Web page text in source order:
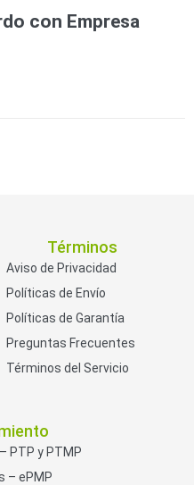
con Empresa
Términos
Aviso de Privacidad
Políticas de Envío
Políticas de Garantía
Preguntas Frecuentes
Términos del Servicio
PTP y PTMP
– ePMP